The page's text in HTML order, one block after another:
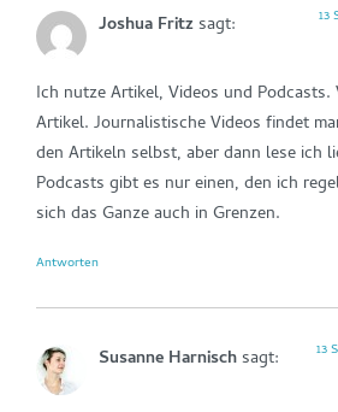
Joshua Fritzsagt: 13
Ich nutze Artikel, Videos und
Artikel. Journalistische Videos findet
den Artikeln selbst, aber dann lese ich
Podcasts gibt es nur einen, den ich
sich das Ganze auch in Grenzen.
Antworten
Susanne Harnischsagt: 13